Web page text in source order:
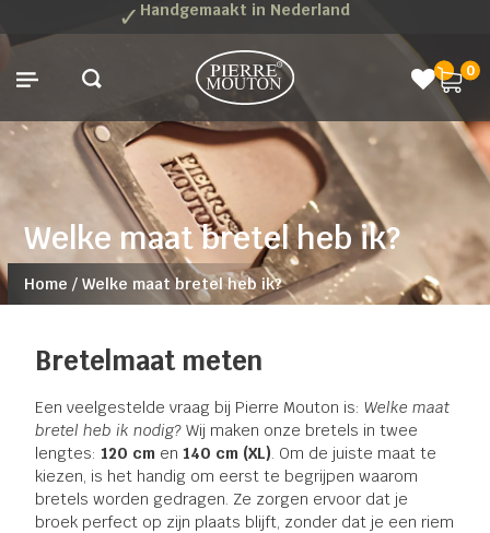
✓ Handgemaakt in Nederland
0
Welke maat bretel heb ik?
Home /Welke maat bretel heb ik?
Bretelmaat meten
Een veelgestelde vraag bij Pierre Mouton is:Welke maat
bretel heb ik nodig? Wij maken onze bretels in twee
lengtes:120 cm en140 cm (XL). Om de juiste maat te
kiezen, is het handig om eerst te begrijpen waarom
bretels worden gedragen. Ze zorgen ervoor dat je
broek perfect op zijn plaats blijft, zonder dat je een riem